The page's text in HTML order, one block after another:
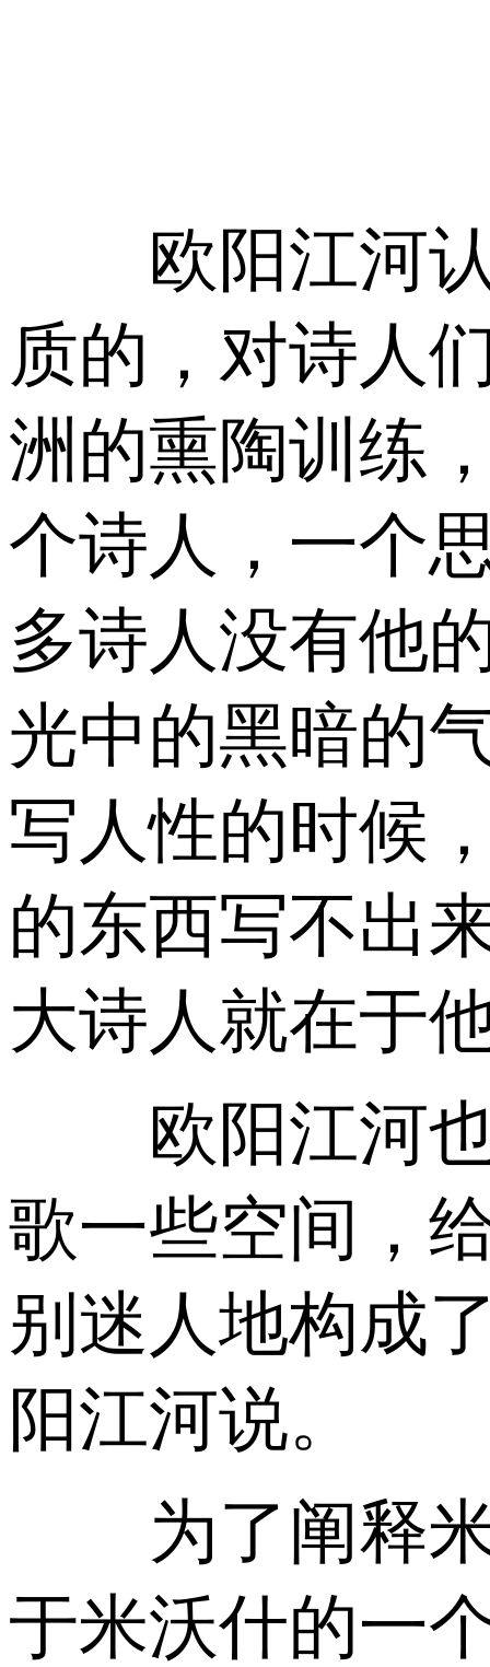
欧阳江河认
质的，对诗人
洲的熏陶训练
个诗人，一个
多诗人没有他
光中的黑暗的
写人性的时候
的东西写不出
大诗人就在于
欧阳江河也
歌一些空间，
别迷人地构成
阳江河说。
为了阐释米
于米沃什的一